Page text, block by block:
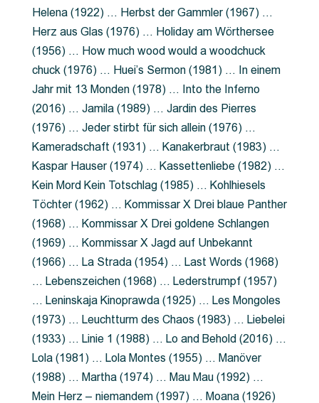
Helena (1922) … Herbst der Gammler (1967) …
Herz aus Glas (1976) … Holiday am Wörthersee
(1956) … How much wood would a woodchuck
chuck (1976) … Huei’s Sermon (1981) … In einem
Jahr mit 13 Monden (1978) … Into the Inferno
(2016) … Jamila (1989) … Jardin des Pierres
(1976) … Jeder stirbt für sich allein (1976) …
Kameradschaft (1931) … Kanakerbraut (1983) …
Kaspar Hauser (1974) … Kassettenliebe (1982) …
Kein Mord Kein Totschlag (1985) … Kohlhiesels
Töchter (1962) … Kommissar X Drei blaue Panther
(1968) … Kommissar X Drei goldene Schlangen
(1969) … Kommissar X Jagd auf Unbekannt
(1966) … La Strada (1954) … Last Words (1968)
… Lebenszeichen (1968) … Lederstrumpf (1957)
… Leninskaja Kinoprawda (1925) … Les Mongoles
(1973) … Leuchtturm des Chaos (1983) … Liebelei
(1933) … Linie 1 (1988) … Lo and Behold (2016) …
Lola (1981) … Lola Montes (1955) … Manöver
(1988) … Martha (1974) … Mau Mau (1992) …
Mein Herz – niemandem (1997) … Moana (1926)